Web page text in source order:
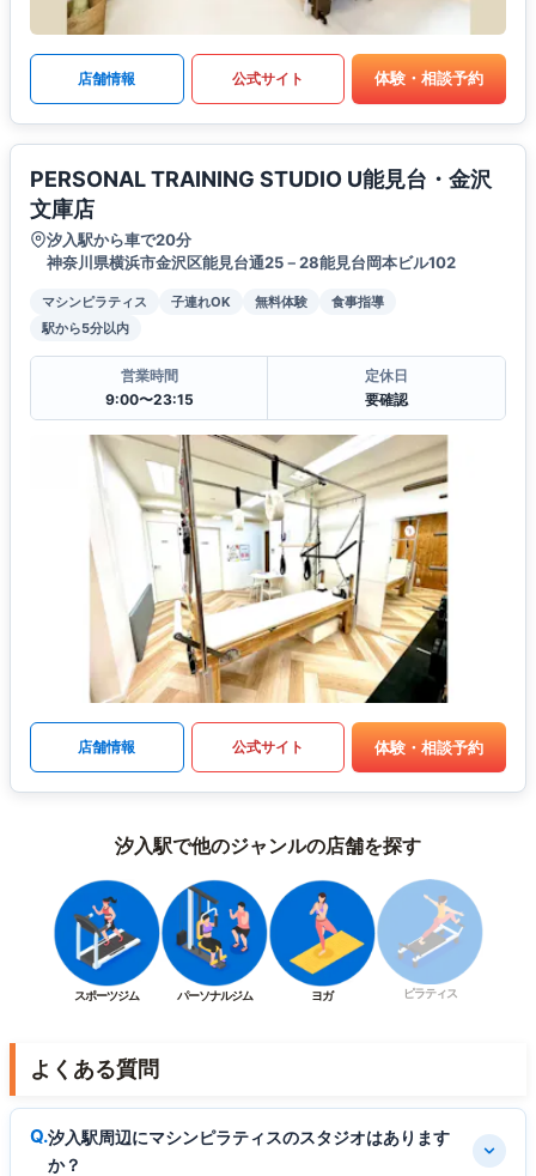
店舗情報 公式サイト 体験・相談予約
PERSONAL TRAINING STUDIO U能見台・金沢
文庫店
汐入駅から車で20分
神奈川県横浜市金沢区能見台通25－28能見台岡本ビル102
マシンピラティス 子連れOK 無料体験
食事指導
駅から5分以内
営業時間
9:00〜23:15
定休日
要確認
店舗情報 公式サイト 体験・相談予約
汐入駅で他のジャンルの店舗を探す
スポーツジム パーソナルジム ヨガ ピラティス
よくある質問
汐入駅周辺にマシンピラティスのスタジオはあります
か？